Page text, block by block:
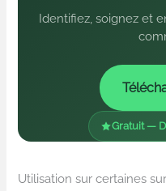
Identifiez, soignez et
Gratuit —
Utilisation sur certaines